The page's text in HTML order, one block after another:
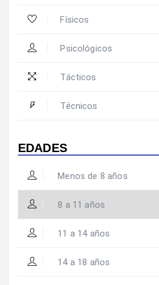
Físicos
Psicológicos
Tácticos
Técnicos
EDADES
Menos de 8 años
8 a 11 años
11 a 14 años
14 a 18 años